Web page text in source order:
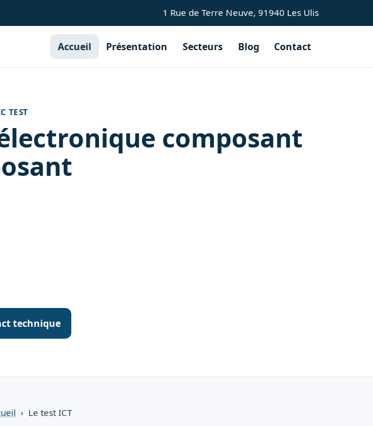
1 Rue de Terre Neuve, 91940 Les Ulis
Accueil Présentation Secteurs Blog Contact
TEST
composant
technique
› Le test ICT